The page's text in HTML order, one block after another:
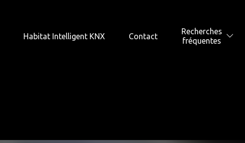
Habitat Intelligent KNX Contact
Recherches
fréquentes